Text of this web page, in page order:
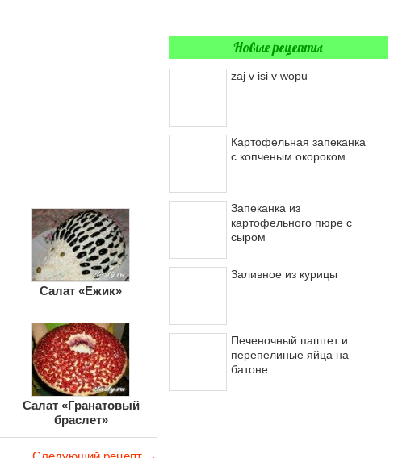
Салат «Ежик»
Салат «Гранатовый
браслет»
Новые рецепты
zaj v isi v wopu
Картофельная запеканка
с копченым окороком
Запеканка из
картофельного пюре с
сыром
Заливное из курицы
Печеночный паштет и
перепелиные яйца на
батоне